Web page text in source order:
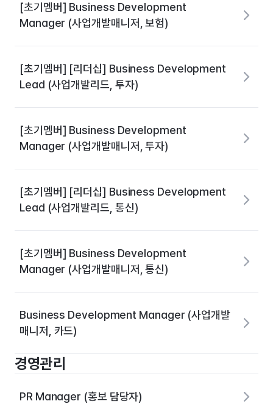
[초기멤버] Business Development
Manager (사업개발매니저, 보험)
[초기멤버] [리더십] Business Development
Lead (사업개발리드, 투자)
[초기멤버] Business Development
Manager (사업개발매니저, 투자)
[초기멤버] [리더십] Business Development
Lead (사업개발리드, 통신)
[초기멤버] Business Development
Manager (사업개발매니저, 통신)
Business Development Manager (사업개발
매니저, 카드)
경영관리
PR Manager (홍보 담당자)